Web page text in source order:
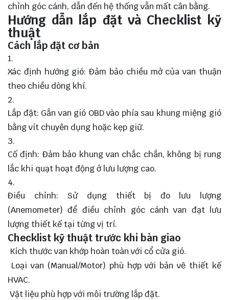
chỉnh góc cánh, dẫn đến hệ thống vẫn mất cân bằng.
Hướng dẫn lắp đặt và Checklist kỹ
thuật
Cách lắp đặt cơ bản
Xác định hướng gió: Đảm bảo chiều mở của van thuận
theo chiều dòng khí.
Lắp đặt: Gắn van gió OBD vào phía sau khung miệng gió
bằng vít chuyên dụng hoặc kẹp giữ.
Cố định: Đảm bảo khung van chắc chắn, không bị rung
lắc khi quạt hoạt động ở lưu lượng cao.
Điều chỉnh: Sử dụng thiết bị đo lưu lượng
(Anemometer) để điều chỉnh góc cánh van đạt lưu
lượng thiết kế tại từng vị trí.
Checklist kỹ thuật trước khi bàn giao
Kích thước van khớp hoàn toàn với cổ cửa gió.
Loại van (Manual/Motor) phù hợp với bản vẽ thiết kế
HVAC.
Vật liệu phù hợp với môi trường lắp đặt.